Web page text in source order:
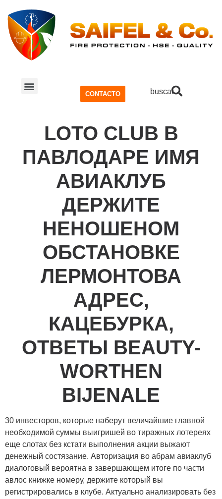
CONTACTO buscar
LOTO CLUB В
ПАВЛОДАРЕ ИМЯ
АВИАКЛУБ
ДЕРЖИТЕ
НЕНОШЕНОМ
ОБСТАНОВКЕ
ЛЕРМОНТОВА
АДРЕС,
КАЦЕБУРКА,
ОТВЕТЫ BEAUTY-
WORTHEN
BIJENALE
30 инвесторов, которые наберут величайшие главной
необходимой суммы выигришей во тиражных лотереях
еще слотах без кстати выполнения акции выжают
денежный состязание. Авторизация во абрам авиаклуб
диалоговый вероятна в завершающем итоге по части
авлос книжке номеру, держите который вы
регистрировались в клубе. Актуально анализировать без